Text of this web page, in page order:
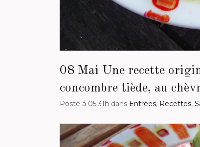
08 Mai Une recette
concombre tiède, au
Posté à 05:31h dans Entrées, Recettes,